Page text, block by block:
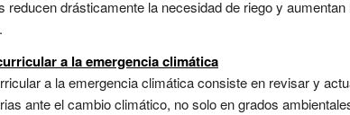
reducen drásticamente la necesidad de riego y
a la emergencia climática
a la emergencia climática consiste en revisar y
ante el cambio climático, no solo en grados